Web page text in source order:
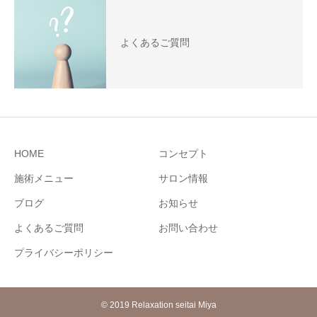
よくあるご質問
HOME コンセプト
施術メニュー サロン情報
ブログ お知らせ
よくあるご質問 お問い合わせ
プライバシーポリシー
© 2019 Relaxation seitai Miya